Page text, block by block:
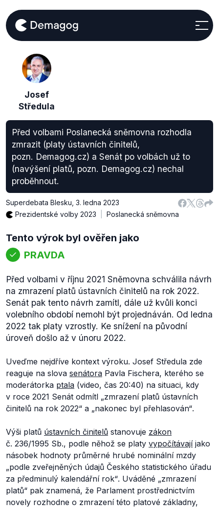
Josef
Středula
Před volbami Poslanecká sněmovna rozhodla
zmrazit (platy ústavních činitelů,
pozn. Demagog.cz) a Senát po volbách už to
(navýšení platů, pozn. Demagog.cz) nechal
proběhnout.
Superdebata Blesku 3. ledna 2023
Prezidentské volby 2023
Poslanecká sněmovna
Tento výrok byl ověřen jako
PRAVDA
Před volbami v říjnu 2021 Sněmovna schválila návrh
na zmrazení platů ústavních činitelů na rok 2022.
Senát pak tento návrh zamítl, dále už kvůli konci
volebního období nemohl být projednáván. Od ledna
2022 tak platy vzrostly. Ke snížení na původní
úroveň došlo až v únoru 2022.
Uveďme nejdříve kontext výroku. Josef Středula zde
reaguje na slova senátora Pavla Fischera, kterého se
moderátorka ptala (video, čas 20:40) na situaci, kdy
v roce 2021 Senát odmítl „zmrazení platů ústavních
činitelů na rok 2022“ a „nakonec byl přehlasován“.
Výši platů ústavních činitelů stanovuje zákon
č. 236/1995 Sb., podle něhož se platy vypočítávajíjako
násobek hodnoty průměrné hrubé nominální mzdy
„podle zveřejněných údajů Českého statistického úřadu
za předminulý kalendářní rok“. Uváděné „zmrazení
platů“ pak znamená, že Parlament prostřednictvím
novely rozhodne o zmrazení této platové základny,